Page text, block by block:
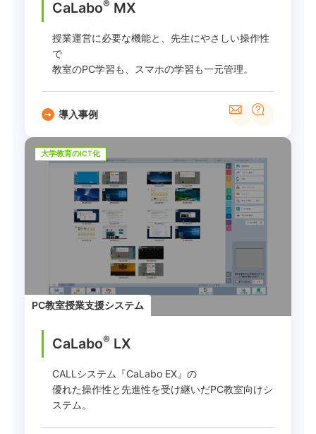
CaLabo® MX
授業運営に必要な機能と、先生にやさしい操作性
で
教室のPC学習も、スマホの学習も一元管理。
導入事例
大学教育のICT化
PC教室授業支援システム
CaLabo® LX
CALLシステム『CaLabo EX』の
優れた操作性と先進性を受け継いだPC教室向けシ
ステム。